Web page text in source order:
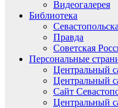
Видеогалерея
Библиотека
Правда
Советская
Персональные
Центральный
Центральный
Сайт
Центральный